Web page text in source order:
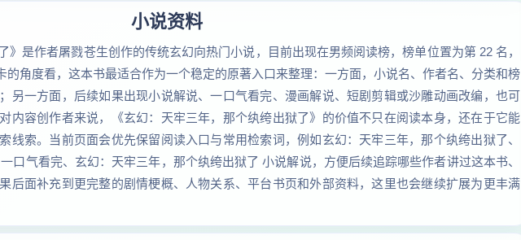
小说资料
》是作者屠戮苍生创作的传统玄幻向热门小说，目前出现在男频阅读榜，榜单位置为第 22 名，
的角度看，这本书最适合作为一个稳定的原著入口来整理：一方面，小说名、作者名、分类和榜
另一方面，后续如果出现小说解说、一口气看完、漫画解说、短剧剪辑或沙雕动画改编，也可
内容创作者来说，《玄幻：天牢三年，那个纨绔出狱了》的价值不只在阅读本身，还在于它能
线索。当前页面会优先保留阅读入口与常用检索词，例如玄幻：天牢三年，那个纨绔出狱了、
口气看完、玄幻：天牢三年，那个纨绔出狱了 小说解说，方便后续追踪哪些作者讲过这本书、
后面补充到更完整的剧情梗概、人物关系、平台书页和外部资料，这里也会继续扩展为更丰满